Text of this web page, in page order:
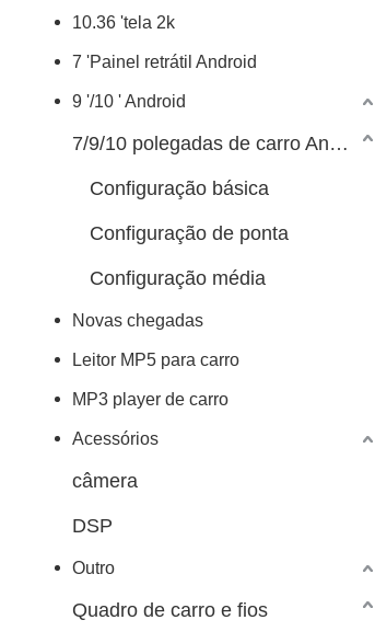
10.36 'tela 2k
7 'Painel retrátil Android
9 '/10 ' Android
7/9/10 polegadas de carro Android Player
Configuração básica
Configuração de ponta
Configuração média
Novas chegadas
Leitor MP5 para carro
MP3 player de carro
Acessórios
câmera
DSP
Outro
Quadro de carro e fios